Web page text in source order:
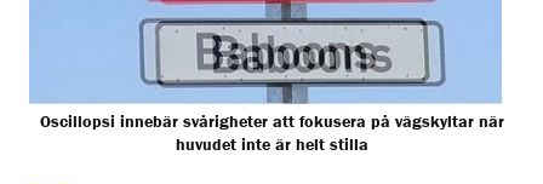
Oscillopsi innebär svårigheter att fokusera på vägskyltar när
huvudet inte är helt stilla